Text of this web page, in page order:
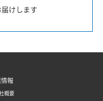
けします
報
概要